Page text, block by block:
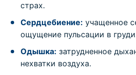
страх.
Сердцебиение: учащенное
ощущение пульсации в
Одышка: затрудненное
нехватки воздуха.